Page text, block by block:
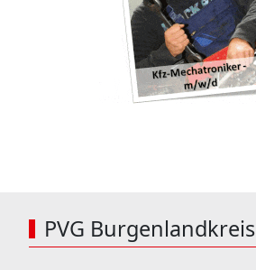
PVG Burgenlandkreis